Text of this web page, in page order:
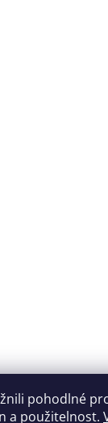
pohodlné
a použitelnost.